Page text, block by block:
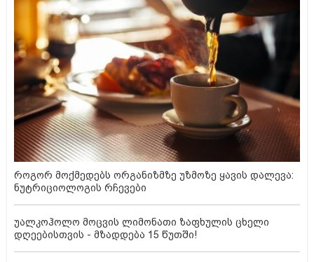
როგორ მოქმედებს ორგანიზმზე უზმოზე ყავის დალევა:
ნუტრიციოლოგის რჩევები
უალკოჰოლო მოცვის ლიმონათი ზაფხულის ცხელი
დღეებისთვის - მზადდება 15 წუთში!